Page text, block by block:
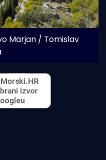
Marjan / Tomislav